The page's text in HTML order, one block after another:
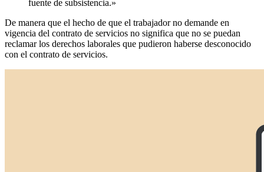
fuente de subsistencia.»
De manera que el hecho de que el trabajador no demande en
vigencia del contrato de servicios no significa que no se puedan
reclamar los derechos laborales que pudieron haberse desconocido
con el contrato de servicios.